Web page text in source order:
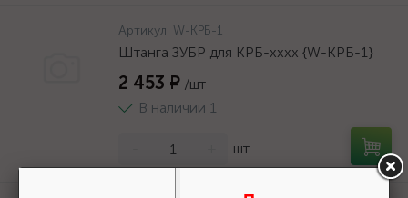
Артикул: W-КРБ-1
Штанга ЗУБР для КРБ-хххх {W-КРБ-1}
2 453 ₽ /шт
В наличии 1
шт